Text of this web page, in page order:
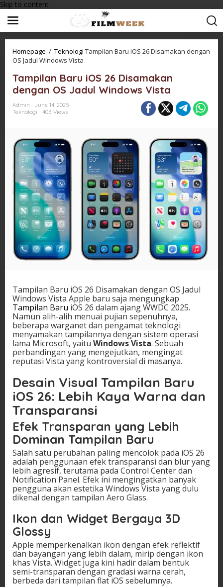
Skip to content
Homepage / Teknologi Tampilan Baru iOS 26 Disamakan dengan
OS Jadul Windows Vista
Tampilan Baru iOS 26 Disamakan
dengan OS Jadul Windows Vista
Admin
June 14, 2025
Teknologi
405 Views
Tampilan Baru iOS 26 Disamakan dengan OS Jadul
Windows Vista Apple baru saja mengungkap
Tampilan Baru iOS 26 dalam ajang WWDC 2025.
Namun alih-alih menuai pujian sepenuhnya,
beberapa warganet dan pengamat teknologi
menyamakan tampilannya dengan sistem operasi
lama Microsoft, yaitu Windows Vista. Sebuah
perbandingan yang mengejutkan, mengingat
reputasi Vista yang kontroversial di masanya.
Desain Visual Tampilan Baru
iOS 26: Lebih Kaya Warna dan
Transparansi
Efek Transparan yang Lebih
Dominan Tampilan Baru
Salah satu perubahan paling mencolok pada iOS 26
adalah penggunaan efek transparansi dan blur yang
lebih agresif, terutama pada Control Center dan
Notification Panel. Efek ini mengingatkan banyak
pengguna akan estetika Windows Vista yang dulu
dikenal dengan tampilan Aero Glass.
Ikon dan Widget Bergaya 3D
Glossy
Apple memperkenalkan ikon dengan efek reflektif
dan bayangan yang lebih dalam, mirip dengan ikon
khas Vista. Widget juga kini hadir dalam bentuk
semi-transparan dengan gradasi warna cerah,
berbeda dari tampilan flat iOS sebelumnya.